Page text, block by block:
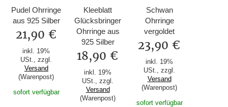
Pudel Ohrringe
aus 925 Silber
21,90 €
inkl. 19%
USt., zzgl.
Versand
(Warenpost)
sofort verfügbar
Kleeblatt
Glücksbringer
Ohrringe aus
925 Silber
18,90 €
inkl. 19%
USt., zzgl.
Versand
(Warenpost)
Schwan
Ohrringe
vergoldet
23,90 €
inkl. 19%
USt., zzgl.
Versand
(Warenpost)
sofort verfügbar